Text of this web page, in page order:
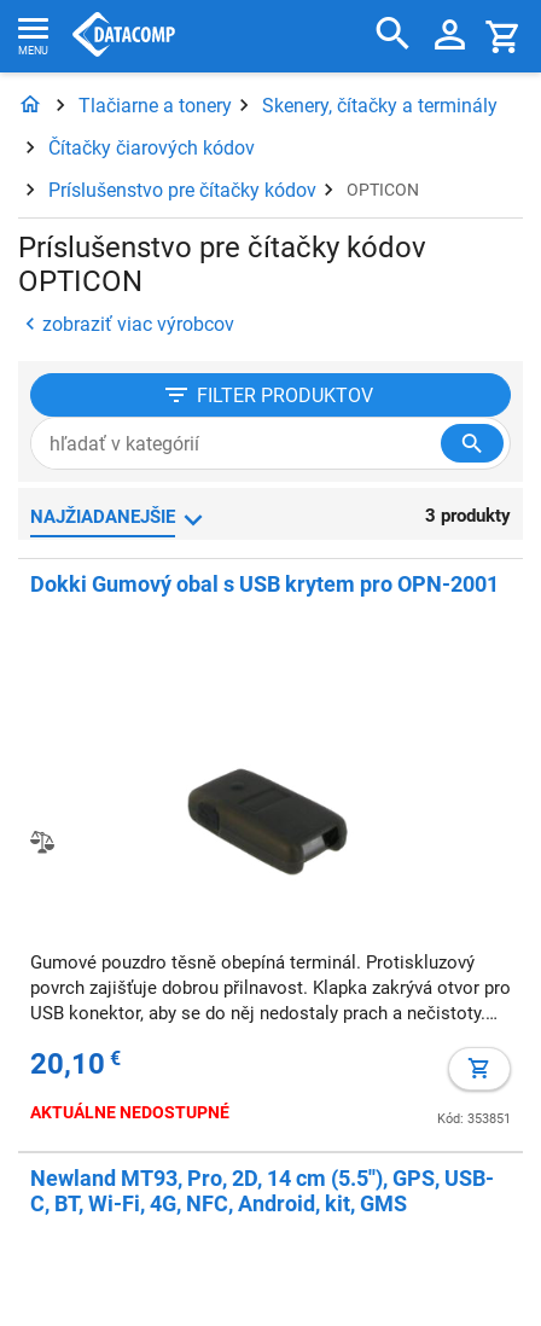
Tlačiarne a tonery
Skenery, čítačky a terminály
Čítačky čiarových kódov
Príslušenstvo pre čítačky kódov
OPTICON
Príslušenstvo pre čítačky kódov
OPTICON
zobraziť viac výrobcov
FILTER PRODUKTOV
NAJŽIADANEJŠIE 3 produkty
Dokki Gumový obal s USB krytem pro OPN-2001
Gumové pouzdro těsně obepíná terminál. Protiskluzový
povrch zajišťuje dobrou přilnavost. Klapka zakrývá otvor pro
USB konektor, aby se do něj nedostaly prach a nečistoty.
20,10 €
Kód: 353851
AKTUÁLNE NEDOSTUPNÉ
Newland MT93, Pro, 2D, 14 cm (5.5''), GPS, USB-
C, BT, Wi-Fi, 4G, NFC, Android, kit, GMS